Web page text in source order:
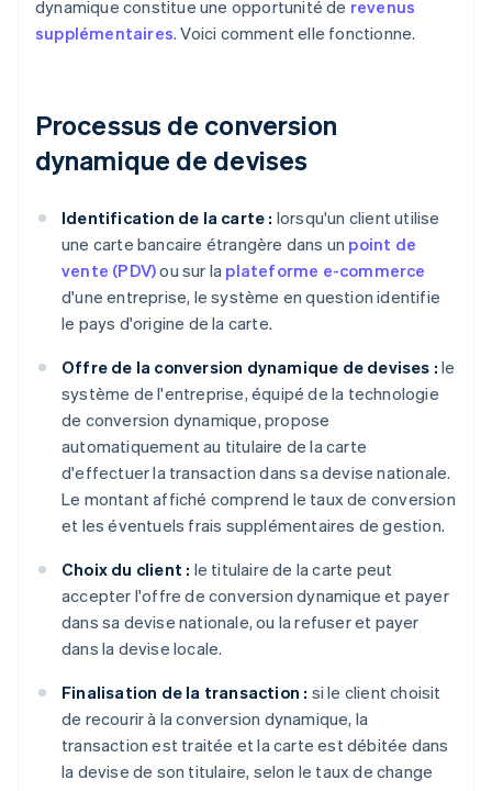
dynamique constitue une opportunité de revenus
supplémentaires. Voici comment elle fonctionne.
Processus de conversion
dynamique de devises
Identification de la carte : lorsqu'un client utilise
une carte bancaire étrangère dans un point de
vente (PDV)ou sur la plateforme e-commerce
d'une entreprise, le système en question identifie
le pays d'origine de la carte.
Offre de la conversion dynamique de devises : le
système de l'entreprise, équipé de la technologie
de conversion dynamique, propose
automatiquement au titulaire de la carte
d'effectuer la transaction dans sa devise nationale.
Le montant affiché comprend le taux de conversion
et les éventuels frais supplémentaires de gestion.
Choix du client : le titulaire de la carte peut
accepter l'offre de conversion dynamique et payer
dans sa devise nationale, ou la refuser et payer
dans la devise locale.
Finalisation de la transaction : si le client choisit
de recourir à la conversion dynamique, la
transaction est traitée et la carte est débitée dans
la devise de son titulaire, selon le taux de change